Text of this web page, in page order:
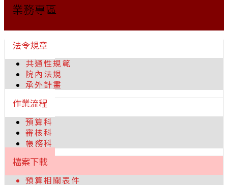
業務專區
法令規章
共通性規範
院內法規
承外計畫
作業流程
預算科
審核科
帳務科
檔案下載
預算相關表件